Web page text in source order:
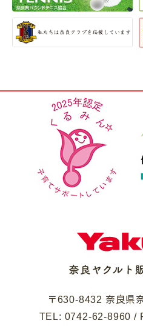
〒630-8432 奈良県
TEL: 0742-62-8960 /